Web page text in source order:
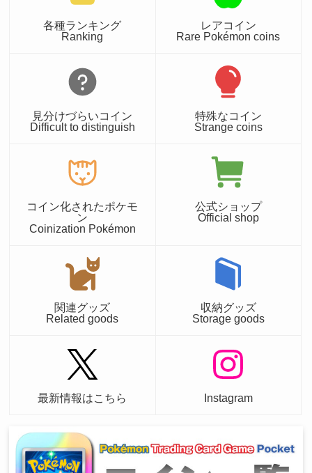
各種ランキング
Ranking
レアコイン
Rare Pokémon coins
見分けづらいコイン
Difficult to distinguish
特殊なコイン
Strange coins
コイン化されたポケモ
ン
Coinization Pokémon
公式ショップ
Official shop
関連グッズ
Related goods
収納グッズ
Storage goods
最新情報はこちら Instagram